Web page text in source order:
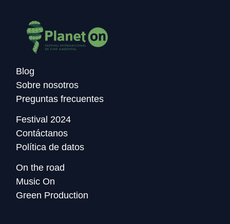
Blog
Sobre nosotros
Preguntas frecuentes
Festival 2024
Contáctanos
Política de datos
On the road
Music On
Green Production